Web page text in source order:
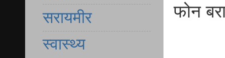
फोन
सरायमीर
स्वास्थ्य